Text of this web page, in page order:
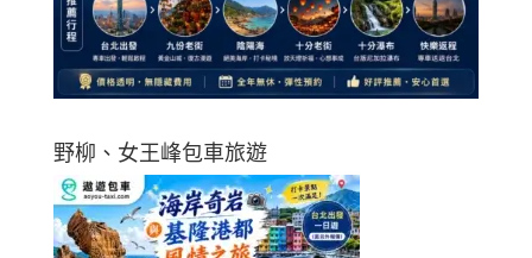
野柳、女王峰包車旅遊